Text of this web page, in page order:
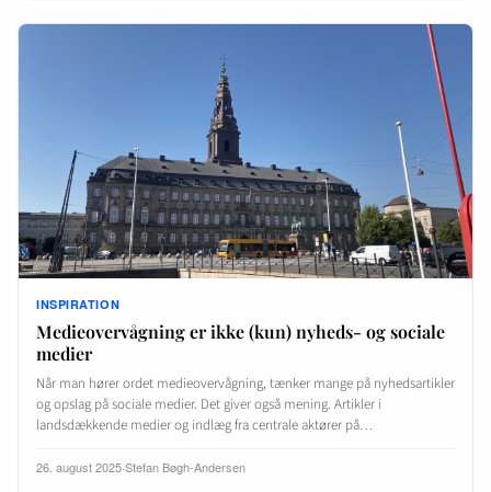
INSPIRATION
Medieovervågning er ikke (kun) nyheds- og sociale
medier
Når man hører ordet medieovervågning, tænker mange på nyhedsartikler
og opslag på sociale medier. Det giver også mening. Artikler i
landsdækkende medier og indlæg fra centrale aktører på…
26. august 2025·Stefan Bøgh-Andersen